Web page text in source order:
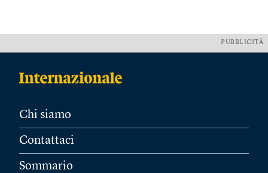
PUBBLICITÀ
Chi siamo
Contattaci
Sommario